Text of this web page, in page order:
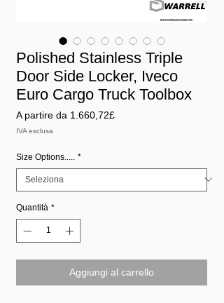
Polished Stainless Triple
Door Side Locker, Iveco
Euro Cargo Truck Toolbox
A partire da 1.660,72£
IVA esclusa
Size Options..... *
Quantità *
Aggiungi al carrello